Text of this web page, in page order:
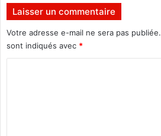
r
i
t
i
Laisser un commentaire
Votre adresse e-mail ne sera pas publiée.
sont indiqués avec *